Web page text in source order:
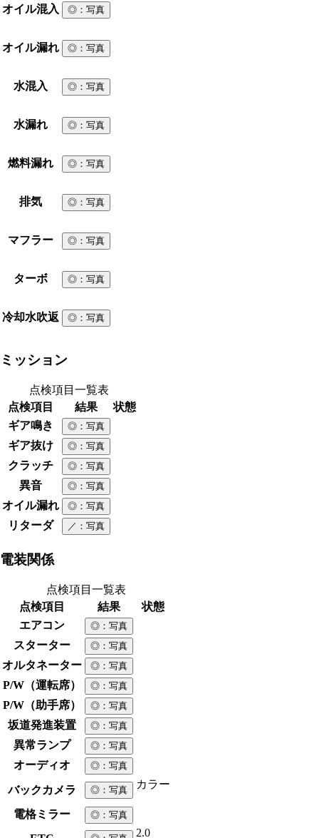
オイル混入 ◎ ：写真
オイル漏れ ◎ ：写真
水混入 ◎ ：写真
水漏れ ◎ ：写真
燃料漏れ ◎ ：写真
排気 ◎ ：写真
マフラー ◎ ：写真
ターボ ◎ ：写真
冷却水吹返 ◎ ：写真
ミッション
点検項目一覧表
点検項目
結果
状態
ギア鳴き
◎ ：写真
ギア抜け ◎ ：写真
クラッチ ◎ ：写真
異音 ◎ ：写真
オイル漏れ ◎ ：写真
リターダ ／ ：写真
電装関係
点検項目一覧表
点検項目
結果
状態
エアコン
◎ ：写真
スターター ◎ ：写真
オルタネーター ◎ ：写真
P/W（運転席） ◎ ：写真
P/W（助手席） ◎ ：写真
坂道発進装置 ◎ ：写真
異常ランプ ◎ ：写真
オーディオ ◎ ：写真
バックカメラ ◎ ：写真 カラー
電格ミラー ◎ ：写真
2.0